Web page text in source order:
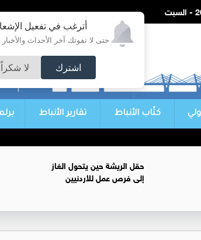
أترغب في تفعيل
حتى لا تفوتك آخر الأحداث والأخبار
اشترك لا شكراً
كتّاب الأنباط تقارير الأنباط
حقل الريشة حين يتحول الغاز
إلى فرص عمل للأردنيين